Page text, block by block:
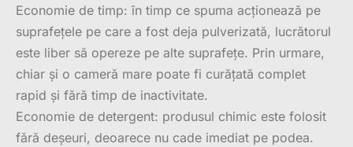
Economie de timp: în timp ce spuma acționează pe
suprafețele pe care a fost deja pulverizată, lucrătorul
este liber să opereze pe alte suprafețe. Prin urmare,
chiar și o cameră mare poate fi curățată complet
rapid și fără timp de inactivitate.
Economie de detergent: produsul chimic este folosit
fără deșeuri, deoarece nu cade imediat pe podea.